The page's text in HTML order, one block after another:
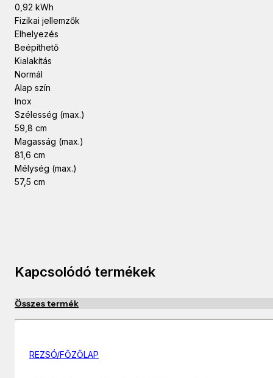
0,92 kWh
Fizikai jellemzők
Elhelyezés
Beépíthető
Kialakítás
Normál
Alap szín
Inox
Szélesség (max.)
59,8 cm
Magasság (max.)
81,6 cm
Mélység (max.)
57,5 cm
Kapcsolódó termékek
Összes termék
REZSÓ/FŐZŐLAP